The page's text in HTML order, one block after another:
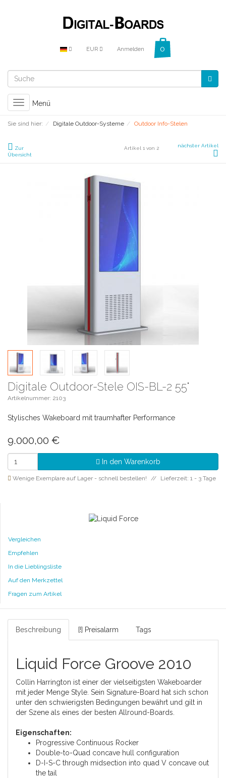
EUR Anmelden
Toggle
navigation
Menü
Sie sind hier: Digitale Outdoor-Systeme Outdoor Info-Stelen
Zur
Übersicht
Artikel 1 von 2 nächster Artikel
Digitale Outdoor-Stele OIS-BL-2 55"
Artikelnummer: 2103
Stylisches Wakeboard mit traumhafter Performance
9.000,00 €
In den Warenkorb
Wenige Exemplare auf Lager - schnell bestellen! Lieferzeit: 1 - 3 Tage
Vergleichen
Empfehlen
In die Lieblingsliste
Auf den Merkzettel
Fragen zum Artikel
Beschreibung [!] Preisalarm Tags
Liquid Force Groove 2010
Collin Harrington ist einer der vielseitigsten Wakeboarder
mit jeder Menge Style. Sein Signature-Board hat sich schon
unter den schwierigsten Bedingungen bewährt und gilt in
der Szene als eines der besten Allround-Boards.
Eigenschaften:
Progressive Continuous Rocker
Double-to-Quad concave hull configuration
D-I-S-C through midsection into quad V concave out
the tail